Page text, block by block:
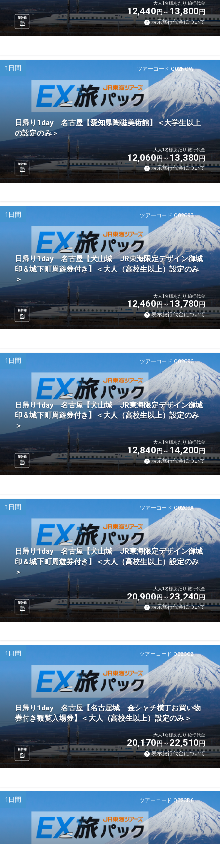
新幹線
大人1名様あたり 旅行代金
12,440円 13,800円
表示旅行代金について
ツアーコード Q02NOW
1日間
日帰り1day 名古屋【愛知県陶磁美術館】＜大学生以上
の設定のみ＞
新幹線
大人1名様あたり 旅行代金
12,060円 13,380円
表示旅行代金について
ツアーコード Q02C9B
1日間
日帰り1day 名古屋【犬山城 JR東海限定デザイン御城
印＆城下町周遊券付き】＜大人（高校生以上）設定のみ
＞
新幹線
大人1名様あたり 旅行代金
12,460円 13,780円
表示旅行代金について
ツアーコード Q02C9C
1日間
日帰り1day 名古屋【犬山城 JR東海限定デザイン御城
印＆城下町周遊券付き】＜大人（高校生以上）設定のみ
＞
新幹線
大人1名様あたり 旅行代金
12,840円 14,200円
表示旅行代金について
ツアーコード Q02C9A
1日間
日帰り1day 名古屋【犬山城 JR東海限定デザイン御城
印＆城下町周遊券付き】＜大人（高校生以上）設定のみ
＞
新幹線
大人1名様あたり 旅行代金
20,900円 23,240円
表示旅行代金について
ツアーコード Q02CCZ
1日間
日帰り1day 名古屋【名古屋城 金シャチ横丁お買い物
券付き観覧入場券】＜大人（高校生以上）設定のみ＞
新幹線
大人1名様あたり 旅行代金
20,170円 22,510円
表示旅行代金について
ツアーコード Q02CD0
1日間